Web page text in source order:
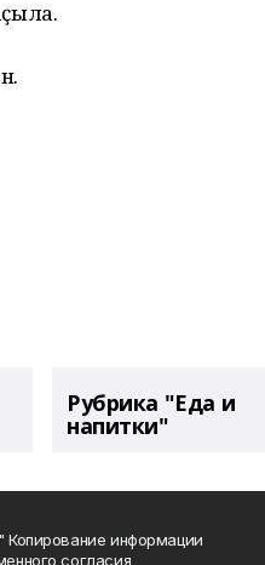
Рубрика "Еда и
напитки"
информации
согласия